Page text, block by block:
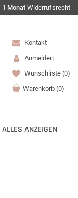
1 Monat Widerrufsrecht
Kontakt
Anmelden
Wunschliste (0)
Warenkorb (0)
ALLES ANZEIGEN